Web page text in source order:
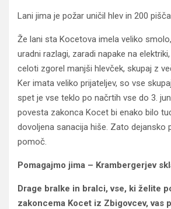
Lani jima je požar uničil hlev in 200
Že lani sta Kocetova imela veliko
uradni razlagi, zaradi napake na
celoti zgorel manjši hlevček, skupaj z
Ker imata veliko prijateljev, so vse
spet je vse teklo po načrtih vse do 3.
povesta zakonca Kocet bi enako bilo
dovoljena sanacija hiše. Zato dejansko
pomoč.
Pomagajmo jima – Krambergerjev
Drage bralke in bralci, vse, ki želite
zakoncema Kocet iz Zbigovcev, vas